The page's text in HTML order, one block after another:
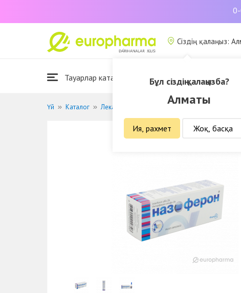
Сіздің қалаңыз:
Бұл сіздің қалаңызба?
Алматы
Ия, рахмет Жоқ, басқа
Біз туралы
Тауарлар каталогы
Үй Каталог Лекарственные средства